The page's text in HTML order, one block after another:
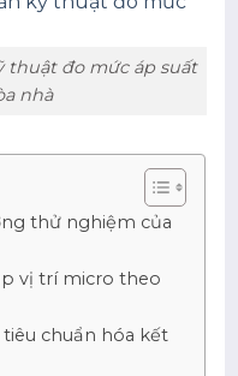
thuật đo mức áp suất
nhà
thử nghiệm của
vị trí micro theo
chuẩn hóa kết